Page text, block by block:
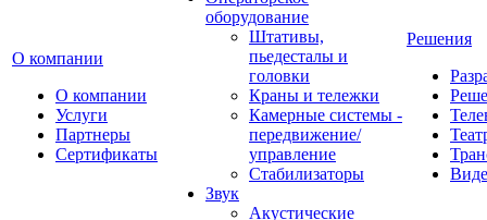
О компании
О компании
Услуги
Партнеры
Сертификаты
оборудование
Штативы,
пьедесталы и
головки
Краны и тележки
Камерные системы -
передвижение/
управление
Стабилизаторы
Звук
Акустические
Решения